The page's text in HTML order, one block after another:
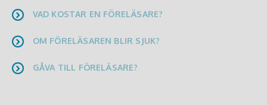
VAD KOSTAR EN FÖRELÄSARE?
OM FÖRELÄSAREN BLIR SJUK?
GÅVA TILL FÖRELÄSARE?